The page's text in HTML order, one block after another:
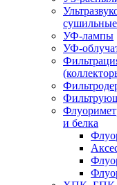
УФ-лампы
УФ-
и белка